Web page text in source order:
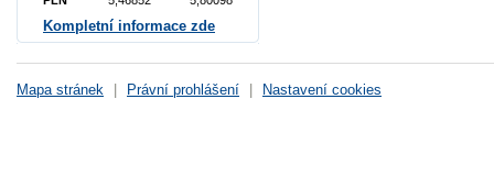
Kompletní informace zde
Mapa stránek Právní prohlášení Nastavení cookies